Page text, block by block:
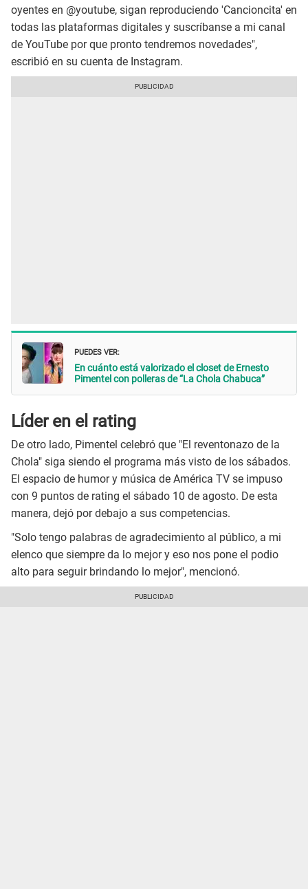
oyentes en @youtube, sigan reproduciendo 'Cancioncita' en
todas las plataformas digitales y suscríbanse a mi canal
de YouTube por que pronto tendremos novedades",
escribió en su cuenta de Instagram.
PUEDES VER:
En cuánto está valorizado el closet de Ernesto
Pimentel con polleras de “La Chola Chabuca”
Líder en el rating
De otro lado, Pimentel celebró que "El reventonazo de la
Chola" siga siendo el programa más visto de los sábados.
El espacio de humor y música de América TV se impuso
con 9 puntos de rating el sábado 10 de agosto. De esta
manera, dejó por debajo a sus competencias.
"Solo tengo palabras de agradecimiento al público, a mi
elenco que siempre da lo mejor y eso nos pone el podio
alto para seguir brindando lo mejor", mencionó.